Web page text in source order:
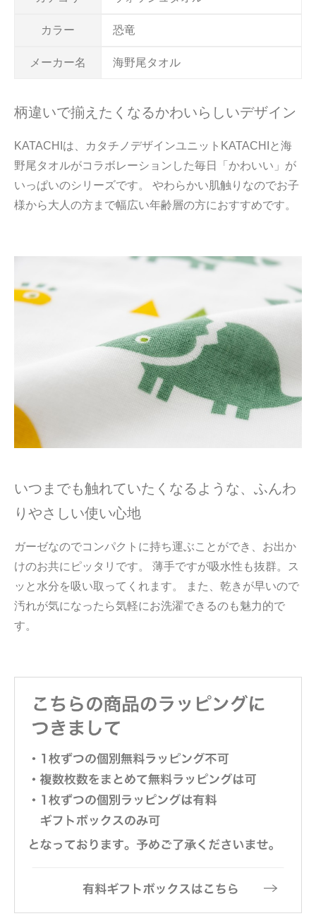
カラー 恐竜
メーカー名 海野尾タオル
柄違いで揃えたくなるかわいらしいデザイン
KATACHIは、カタチノデザインユニットKATACHIと海
野尾タオルがコラボレーションした毎日「かわいい」が
いっぱいのシリーズです。 やわらかい肌触りなのでお子
様から大人の方まで幅広い年齢層の方におすすめです。
いつまでも触れていたくなるような、ふんわ
りやさしい使い心地
ガーゼなのでコンパクトに持ち運ぶことができ、お出か
けのお共にピッタリです。 薄手ですが吸水性も抜群。ス
ッと水分を吸い取ってくれます。 また、乾きが早いので
汚れが気になったら気軽にお洗濯できるのも魅力的で
す。